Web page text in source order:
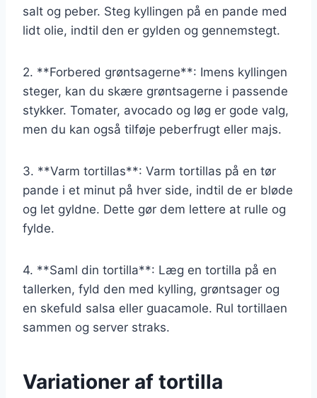
salt og peber. Steg kyllingen på en pande med
lidt olie, indtil den er gylden og gennemstegt.
2. **Forbered grøntsagerne**: Imens kyllingen
steger, kan du skære grøntsagerne i passende
stykker. Tomater, avocado og løg er gode valg,
men du kan også tilføje peberfrugt eller majs.
3. **Varm tortillas**: Varm tortillas på en tør
pande i et minut på hver side, indtil de er bløde
og let gyldne. Dette gør dem lettere at rulle og
fylde.
4. **Saml din tortilla**: Læg en tortilla på en
tallerken, fyld den med kylling, grøntsager og
en skefuld salsa eller guacamole. Rul tortillaen
sammen og server straks.
Variationer af tortilla